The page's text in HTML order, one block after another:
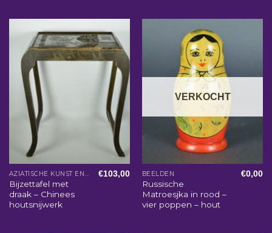
Bijzettafel met
draak – Chinees
houtsnijwerk
€103,00
VERKOCHT
BEELDEN
Russische
Matroesjka in rood –
vier poppen – hout
€0,00